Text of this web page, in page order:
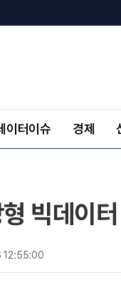
이터이슈 경제
빅데이
12:55:00